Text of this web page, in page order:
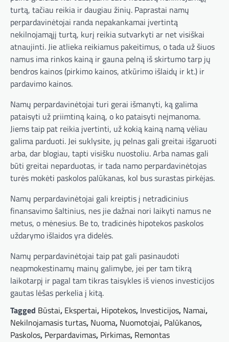
turtą, tačiau reikia ir daugiau žinių. Paprastai namų
perpardavinėtojai randa nepakankamai įvertintą
nekilnojamąjį turtą, kurį reikia sutvarkyti ar net visiškai
atnaujinti. Jie atlieka reikiamus pakeitimus, o tada už šiuos
namus ima rinkos kainą ir gauna pelną iš skirtumo tarp jų
bendros kainos (pirkimo kainos, atkūrimo išlaidų ir kt.) ir
pardavimo kainos.
Namų perpardavinėtojai turi gerai išmanyti, ką galima
pataisyti už priimtiną kainą, o ko pataisyti neįmanoma.
Jiems taip pat reikia įvertinti, už kokią kainą namą vėliau
galima parduoti. Jei suklysite, jų pelnas gali greitai išgaruoti
arba, dar blogiau, tapti visišku nuostoliu. Arba namas gali
būti greitai neparduotas, ir tada namo perpardavinėtojas
turės mokėti paskolos palūkanas, kol bus surastas pirkėjas.
Namų perpardavinėtojai gali kreiptis į netradicinius
finansavimo šaltinius, nes jie dažnai nori laikyti namus ne
metus, o mėnesius. Be to, tradicinės hipotekos paskolos
uždarymo išlaidos yra didelės.
Namų perpardavinėtojai taip pat gali pasinaudoti
neapmokestinamų mainų galimybe, jei per tam tikrą
laikotarpį ir pagal tam tikras taisykles iš vienos investicijos
gautas lėšas perkelia į kitą.
Tagged Būstai, Ekspertai, Hipotekos, Investicijos, Namai,
Nekilnojamasis turtas, Nuoma, Nuomotojai, Palūkanos,
Paskolos, Perpardavimas, Pirkimas, Remontas